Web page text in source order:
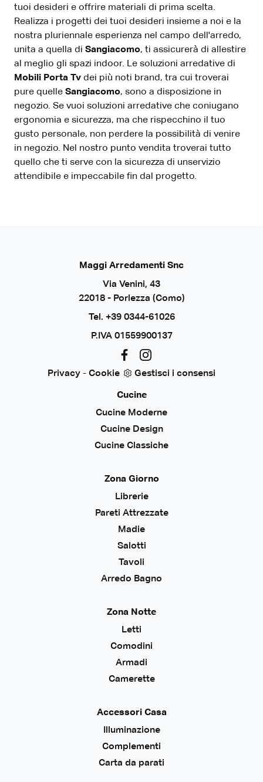
tuoi desideri e offrire materiali di prima scelta.
Realizza i progetti dei tuoi desideri insieme a noi e la
nostra pluriennale esperienza nel campo dell'arredo,
unita a quella di Sangiacomo, ti assicurerà di allestire
al meglio gli spazi indoor. Le soluzioni arredative di
Mobili Porta Tv dei più noti brand, tra cui troverai
pure quelle Sangiacomo, sono a disposizione in
negozio. Se vuoi soluzioni arredative che coniugano
ergonomia e sicurezza, ma che rispecchino il tuo
gusto personale, non perdere la possibilità di venire
in negozio. Nel nostro punto vendita troverai tutto
quello che ti serve con la sicurezza di unservizio
attendibile e impeccabile fin dal progetto.
Maggi Arredamenti Snc
Via Venini, 43
22018 - Porlezza (Como)
Tel. +39 0344-61026
P.IVA 01559900137
Privacy - Cookie Gestisci i consensi
Cucine
Cucine Moderne
Cucine Design
Cucine Classiche
Zona Giorno
Librerie
Pareti Attrezzate
Madie
Salotti
Tavoli
Arredo Bagno
Zona Notte
Letti
Comodini
Armadi
Camerette
Accessori Casa
Illuminazione
Complementi
Carta da parati